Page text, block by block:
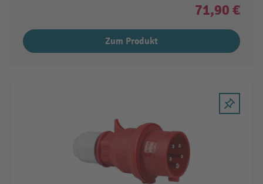
71,90 €
Zum Produkt